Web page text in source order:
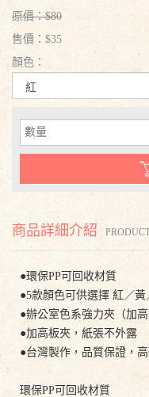
原價：$80
售價：$35
顏色：
商品詳細介紹
●環保PP可回收材質
●5款顏色可供選擇 紅／
●辦公室色系強力夾（加高
●加高板夾，紙張不外露
●台灣製作，品質保證，
環保PP可回收材質